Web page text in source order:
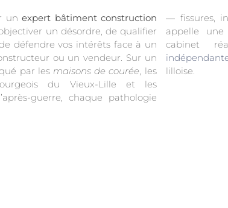
un expert bâtiment construction
un désordre, de qualifier
défendre vos intérêts face à un
ou un vendeur. Sur un
par les maisons de courée, les
du Vieux-Lille et les
guerre, chaque pathologie
— fissures,
appelle
cabinet
lilloise.